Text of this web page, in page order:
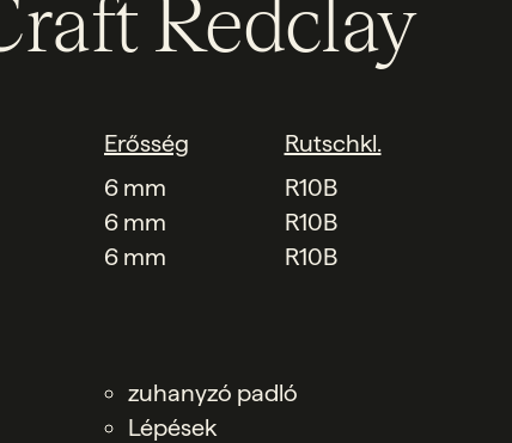
Redclay
Erősség
Rutschkl.
6 mm
R10B
6 mm
R10B
6 mm R10B
zuhanyzó padló
Lépések